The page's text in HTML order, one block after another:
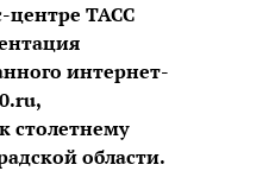
центре ТАСС
интернет-
столетнему
области.